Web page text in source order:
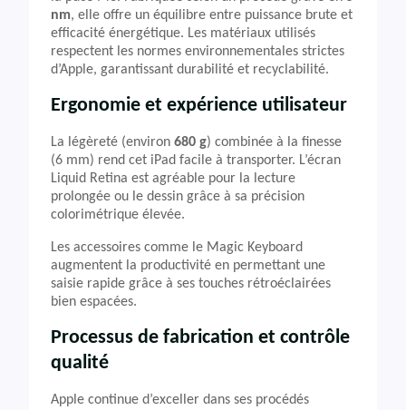
nm, elle offre un équilibre entre puissance brute et
efficacité énergétique. Les matériaux utilisés
respectent les normes environnementales strictes
d’Apple, garantissant durabilité et recyclabilité.
Ergonomie et expérience utilisateur
La légèreté (environ 680 g) combinée à la finesse
(6 mm) rend cet iPad facile à transporter. L’écran
Liquid Retina est agréable pour la lecture
prolongée ou le dessin grâce à sa précision
colorimétrique élevée.
Les accessoires comme le Magic Keyboard
augmentent la productivité en permettant une
saisie rapide grâce à ses touches rétroéclairées
bien espacées.
Processus de fabrication et contrôle
qualité
Apple continue d’exceller dans ses procédés